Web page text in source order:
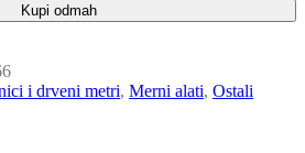
Kupi odmah
i drveni metri, Merni alati, Ostali